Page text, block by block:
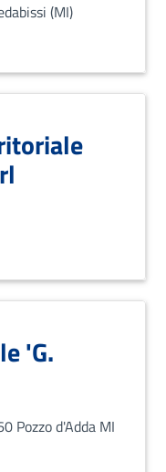
(MI)
ADIPISCING
ADIPISCING
'G.
Pozzo d'Adda MI
ADIPISCING